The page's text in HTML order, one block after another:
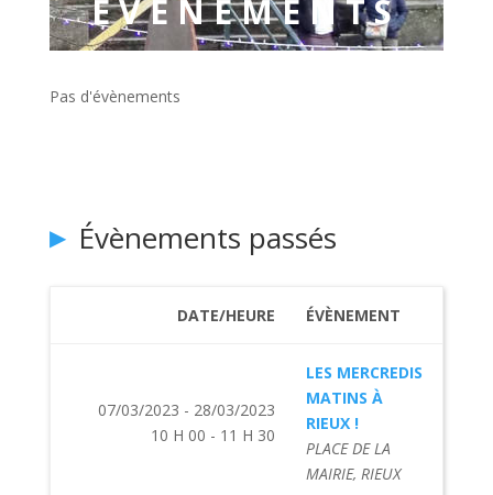
ÉVÈNEMENTS
Pas d'évènements
Évènements passés
DATE/HEURE ÉVÈNEMENT
07/03/2023 - 28/03/2023
10 H 00 - 11 H 30
LES MERCREDIS
MATINS À
RIEUX !
PLACE DE LA
MAIRIE, RIEUX